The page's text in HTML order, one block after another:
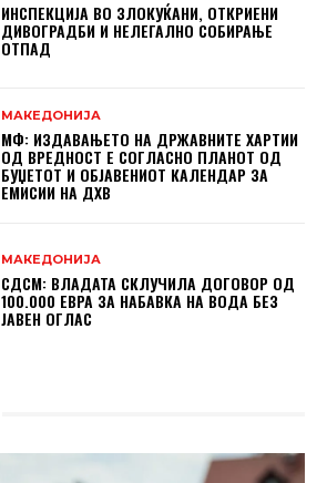
ИНСПЕКЦИЈА ВО ЗЛОКУЌАНИ, ОТКРИЕНИ
ДИВОГРАДБИ И НЕЛЕГАЛНО СОБИРАЊЕ
ОТПАД
МАКЕДОНИЈА
МФ: ИЗДАВАЊЕТО НА ДРЖАВНИТЕ ХАРТИИ
ОД ВРЕДНОСТ Е СОГЛАСНО ПЛАНОТ ОД
БУЏЕТОТ И ОБЈАВЕНИОТ КАЛЕНДАР ЗА
ЕМИСИИ НА ДХВ
МАКЕДОНИЈА
СДСМ: ВЛАДАТА СКЛУЧИЛА ДОГОВОР ОД
100.000 ЕВРА ЗА НАБАВКА НА ВОДА БЕЗ
ЈАВЕН ОГЛАС